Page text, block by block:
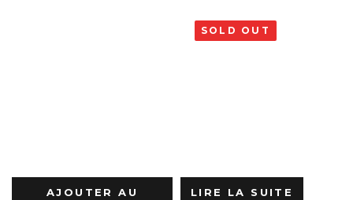
AJOUTER AU
SOLD OUT
LIRE LA SUITE